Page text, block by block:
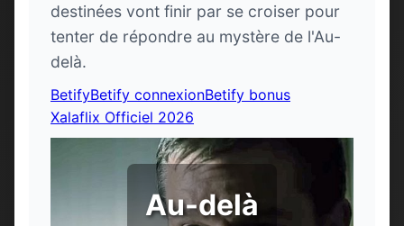
destinées vont finir par se croiser pour
tenter de répondre au mystère de l'Au-
delà.
BetifyBetify connexionBetify bonus
Xalaflix Officiel 2026
Au-delà